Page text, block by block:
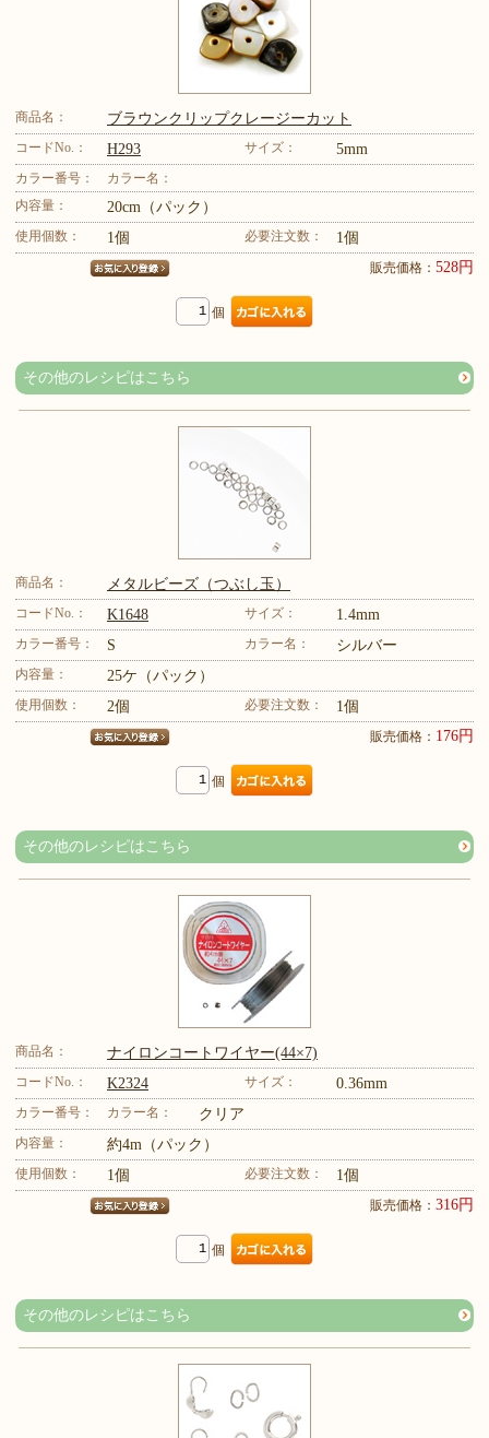
商品名： ブラウンクリップクレージーカット
コードNo.： H293 サイズ： 5mm
カラー番号：
カラー名：
内容量：
20cm（パック）
使用個数： 1個 必要注文数： 1個
販売価格： 528円
個
その他のレシピはこちら
商品名： メタルビーズ（つぶし玉）
コードNo.： K1648 サイズ： 1.4mm
カラー番号： S カラー名： シルバー
内容量： 25ケ（パック）
使用個数： 2個 必要注文数： 1個
販売価格： 176円
個
その他のレシピはこちら
商品名： ナイロンコートワイヤー(44×7)
コードNo.： K2324 サイズ： 0.36mm
カラー番号： カラー名： クリア
内容量： 約4m（パック）
使用個数： 1個 必要注文数： 1個
販売価格： 316円
個
その他のレシピはこちら